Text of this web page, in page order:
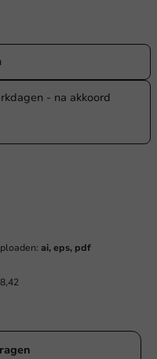
- na akkoord
ai, eps, pdf